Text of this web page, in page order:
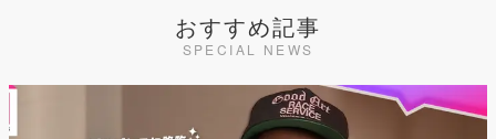
おすすめ記事
SPECIAL NEWS